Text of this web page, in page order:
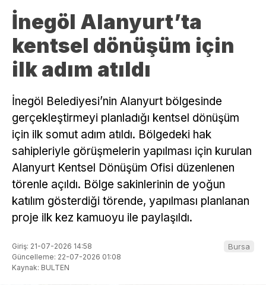
İnegöl Alanyurt’ta
kentsel dönüşüm için
ilk adım atıldı
İnegöl Belediyesi’nin Alanyurt bölgesinde
gerçekleştirmeyi planladığı kentsel dönüşüm
için ilk somut adım atıldı. Bölgedeki hak
sahipleriyle görüşmelerin yapılması için kurulan
Alanyurt Kentsel Dönüşüm Ofisi düzenlenen
törenle açıldı. Bölge sakinlerinin de yoğun
katılım gösterdiği törende, yapılması planlanan
proje ilk kez kamuoyu ile paylaşıldı.
Giriş: 21-07-2026 14:58
Güncelleme: 22-07-2026 01:08
Kaynak: BULTEN
Bursa